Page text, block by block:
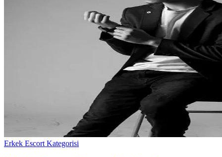
Erkek Escort Kategorisi